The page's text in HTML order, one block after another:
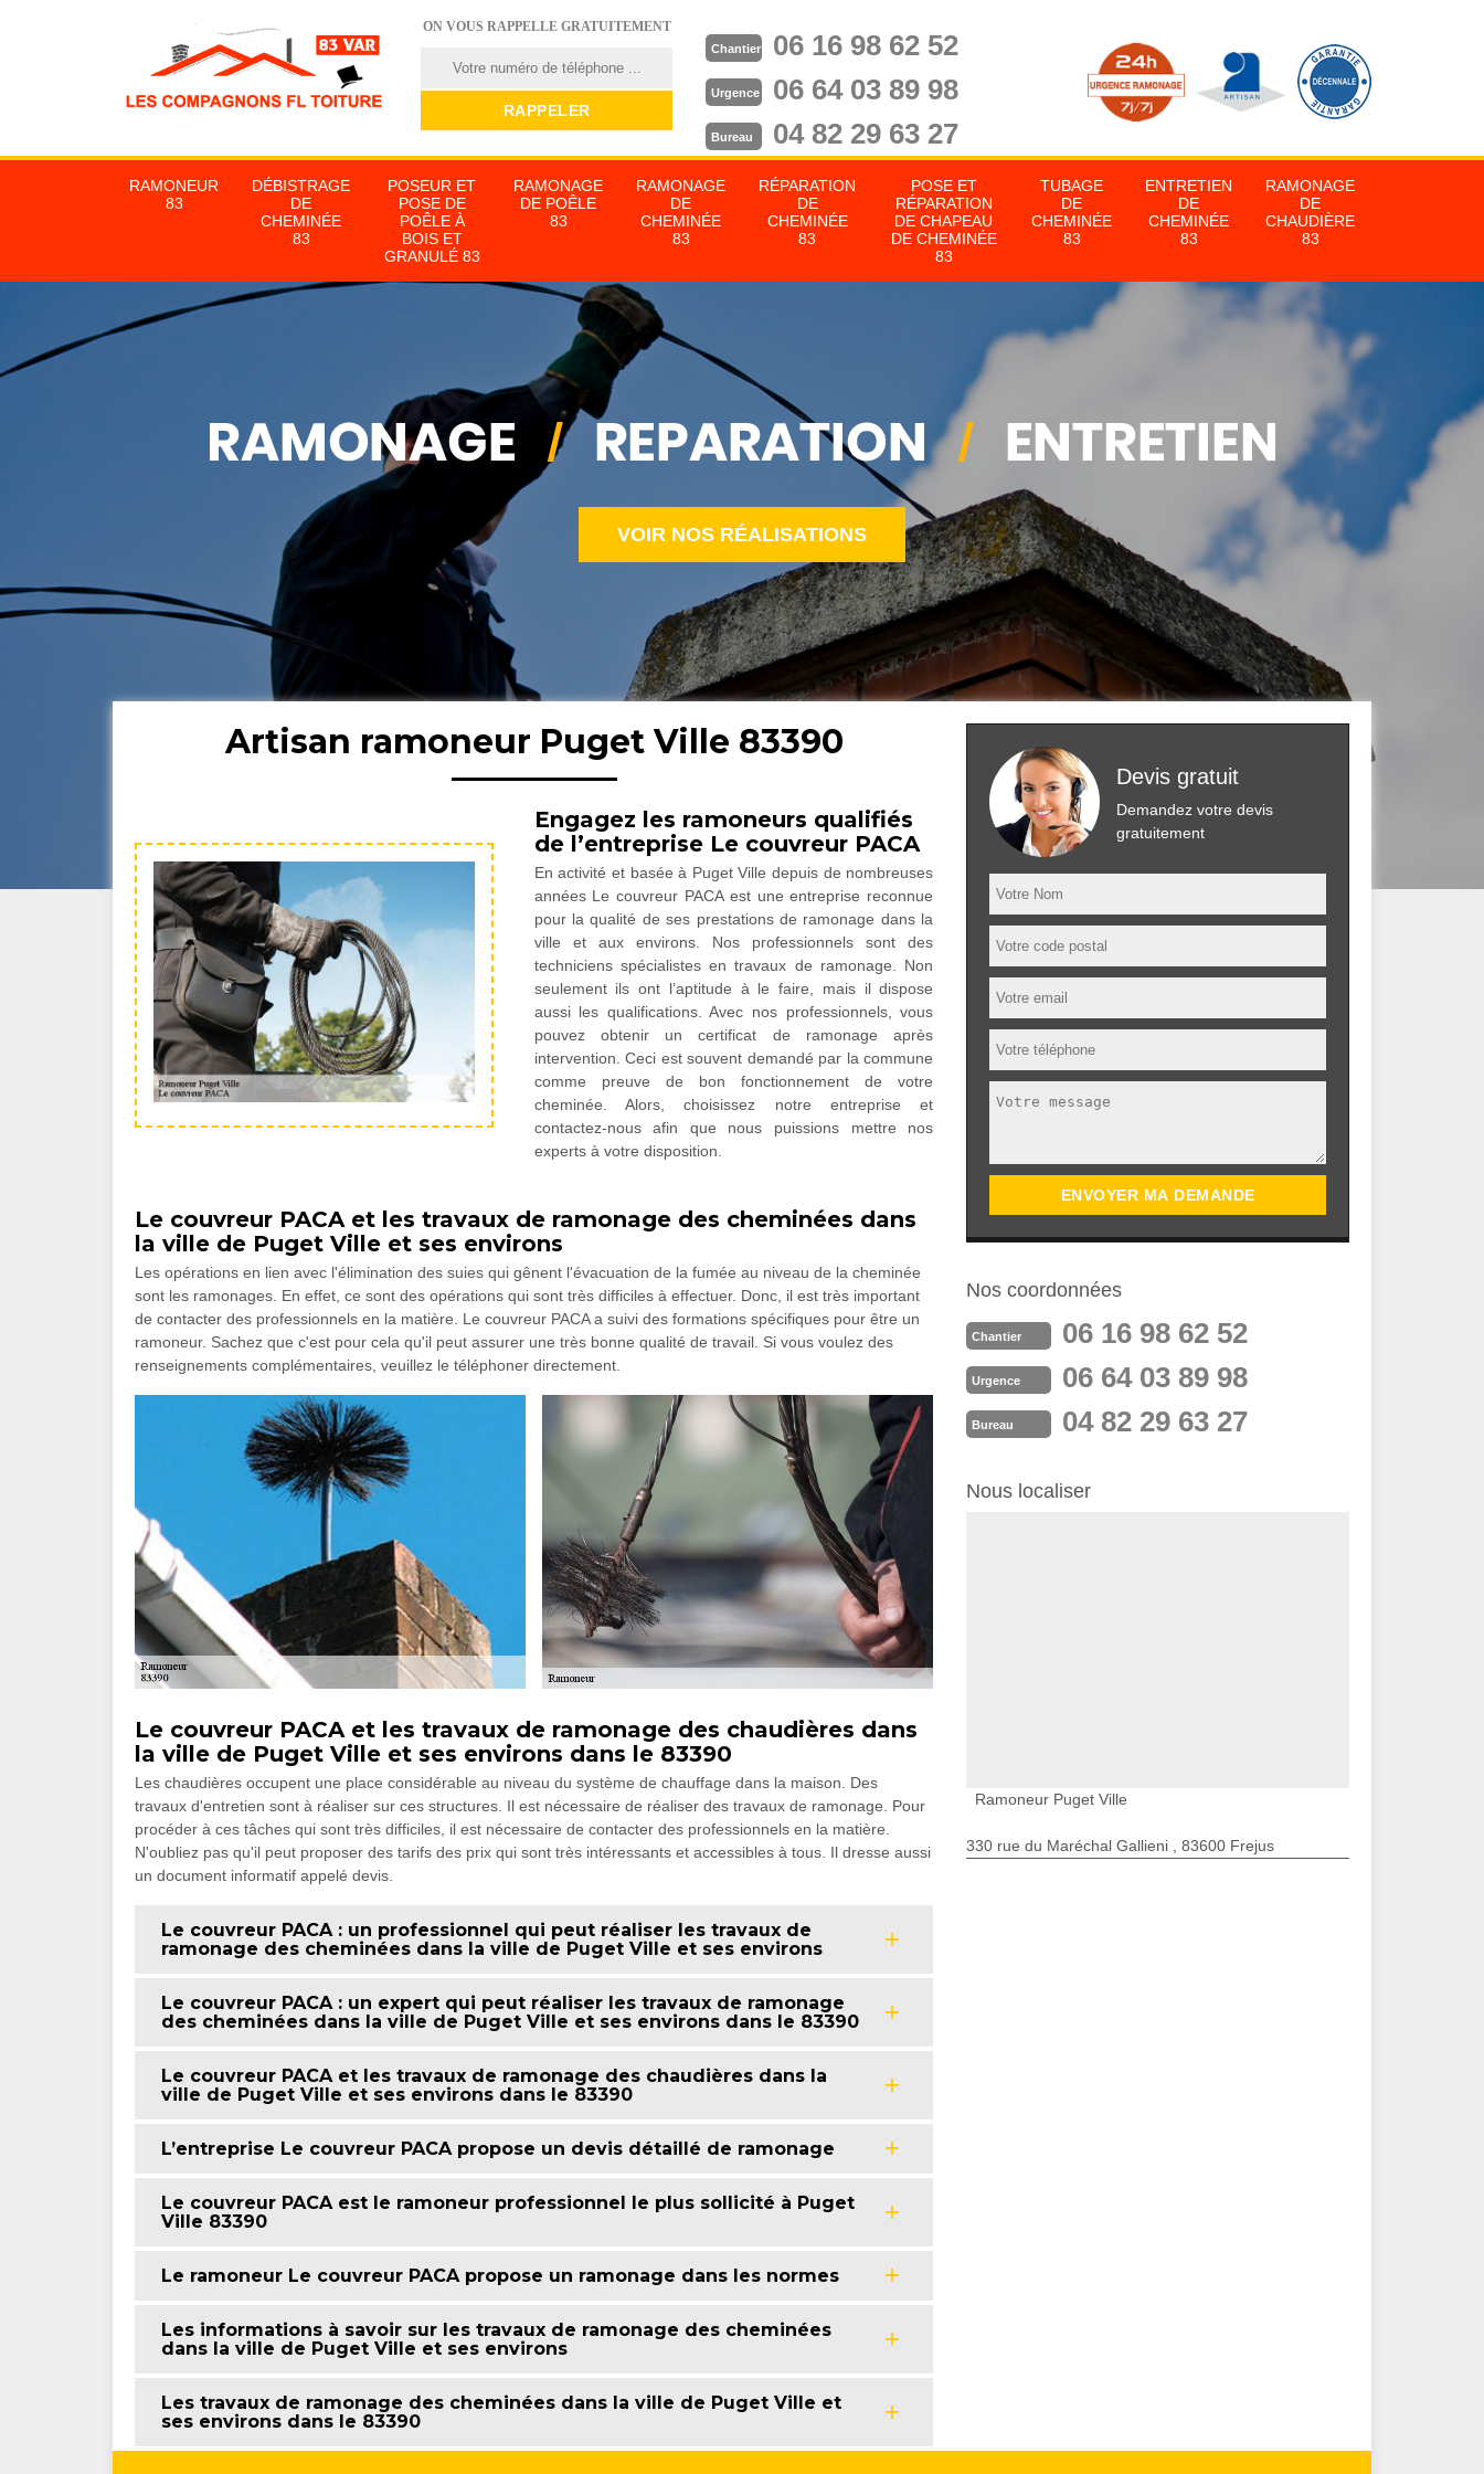
ON VOUS RAPPELLE GRATUITEMENT
Chantier 06 16 98 62 52
Urgence 06 64 03 89 98
Bureau 04 82 29 63 27
RAMONEUR
83
DÉBISTRAGE
DE
CHEMINÉE
83
POSEUR ET
POSE DE
POÊLE À
BOIS ET
GRANULÉ 83
RAMONAGE
DE POÊLE
83
RAMONAGE
DE
CHEMINÉE
83
RÉPARATION
DE
CHEMINÉE
83
POSE ET
RÉPARATION
DE CHAPEAU
DE CHEMINÉE
83
TUBAGE
DE
CHEMINÉE
83
ENTRETIEN
DE
CHEMINÉE
83
RAMONAGE
DE
CHAUDIÈRE
83
VOIR NOS RÉALISATIONS
Artisan ramoneur Puget Ville 83390
Engagez les ramoneurs qualifiés
de l’entreprise Le couvreur PACA
En activité et basée à Puget Ville depuis de nombreuses
années Le couvreur PACA est une entreprise reconnue
pour la qualité de ses prestations de ramonage dans la
ville et aux environs. Nos professionnels sont des
techniciens spécialistes en travaux de ramonage. Non
seulement ils ont l’aptitude à le faire, mais il dispose
aussi les qualifications. Avec nos professionnels, vous
pouvez obtenir un certificat de ramonage après
intervention. Ceci est souvent demandé par la commune
comme preuve de bon fonctionnement de votre
cheminée. Alors, choisissez notre entreprise et
contactez-nous afin que nous puissions mettre nos
experts à votre disposition.
Le couvreur PACA et les travaux de ramonage des cheminées dans
la ville de Puget Ville et ses environs
Les opérations en lien avec l'élimination des suies qui gênent l'évacuation de la fumée au niveau de la cheminée
sont les ramonages. En effet, ce sont des opérations qui sont très difficiles à effectuer. Donc, il est très important
de contacter des professionnels en la matière. Le couvreur PACA a suivi des formations spécifiques pour être un
ramoneur. Sachez que c'est pour cela qu'il peut assurer une très bonne qualité de travail. Si vous voulez des
renseignements complémentaires, veuillez le téléphoner directement.
Le couvreur PACA et les travaux de ramonage des chaudières dans
la ville de Puget Ville et ses environs dans le 83390
Les chaudières occupent une place considérable au niveau du système de chauffage dans la maison. Des
travaux d'entretien sont à réaliser sur ces structures. Il est nécessaire de réaliser des travaux de ramonage. Pour
procéder à ces tâches qui sont très difficiles, il est nécessaire de contacter des professionnels en la matière.
N'oubliez pas qu'il peut proposer des tarifs des prix qui sont très intéressants et accessibles à tous. Il dresse aussi
un document informatif appelé devis.
Le couvreur PACA : un professionnel qui peut réaliser les travaux de
ramonage des cheminées dans la ville de Puget Ville et ses environs
Le couvreur PACA : un expert qui peut réaliser les travaux de ramonage
des cheminées dans la ville de Puget Ville et ses environs dans le 83390
Le couvreur PACA et les travaux de ramonage des chaudières dans la
ville de Puget Ville et ses environs dans le 83390
L’entreprise Le couvreur PACA propose un devis détaillé de ramonage
Le couvreur PACA est le ramoneur professionnel le plus sollicité à Puget
Ville 83390
Le ramoneur Le couvreur PACA propose un ramonage dans les normes
Les informations à savoir sur les travaux de ramonage des cheminées
dans la ville de Puget Ville et ses environs
Les travaux de ramonage des cheminées dans la ville de Puget Ville et
ses environs dans le 83390
Devis gratuit
Demandez votre devis
gratuitement
Nos coordonnées
Chantier 06 16 98 62 52
Urgence 06 64 03 89 98
Bureau 04 82 29 63 27
Nous localiser
Ramoneur Puget Ville
330 rue du Maréchal Gallieni , 83600 Frejus